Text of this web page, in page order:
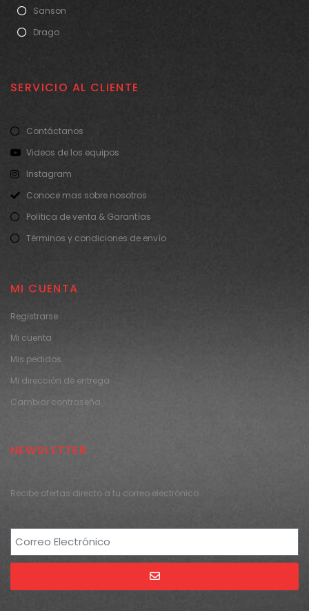
Sanson
Drago
SERVICIO AL CLIENTE
Contáctanos
Videos de los equipos
Instagram
Conoce mas sobre nosotros
Política de venta & Garantías
Términos y condiciones de envío
MI CUENTA
Registrarse
Mi cuenta
Mis pedidos
Mi dirección de entrega
Cambiar contraseña
NEWSLETTER
Recibe ofertas directo a tu correo electrónico